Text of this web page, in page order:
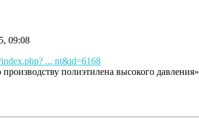
09:08
... nt&id=6168
полиэтилена высокого давления»